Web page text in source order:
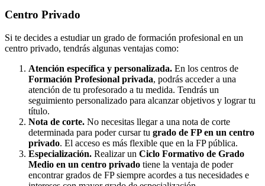
Centro Privado
Si te decides a estudiar un grado de formación profesional en un
centro privado, tendrás algunas ventajas como:
Atención específica y personalizada. En los centros de
Formación Profesional privada, podrás acceder a una
atención de tu profesorado a tu medida. Tendrás un
seguimiento personalizado para alcanzar objetivos y lograr tu
título.
Nota de corte. No necesitas llegar a una nota de corte
determinada para poder cursar tu grado de FP en un centro
privado. El acceso es más flexible que en la FP pública.
Especialización. Realizar un Ciclo Formativo de Grado
Medio en un centro privado tiene la ventaja de poder
encontrar grados de FP siempre acordes a tus necesidades e